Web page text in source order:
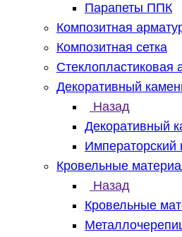
Парапеты ППК
Композитная
Композитная сетка
Стеклопластиковая
Декоративный
Назад
Декоративный
Императорский
Кровельные
Назад
Кровельные